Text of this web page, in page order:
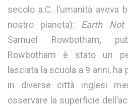
secolo a.C. l’umanità aveva
nostro pianeta): Earth
Samuel Rowbotham,
Rowbotham è stato un
lasciata la scuola a 9 anni,
in diverse città inglesi
osservare la superficie